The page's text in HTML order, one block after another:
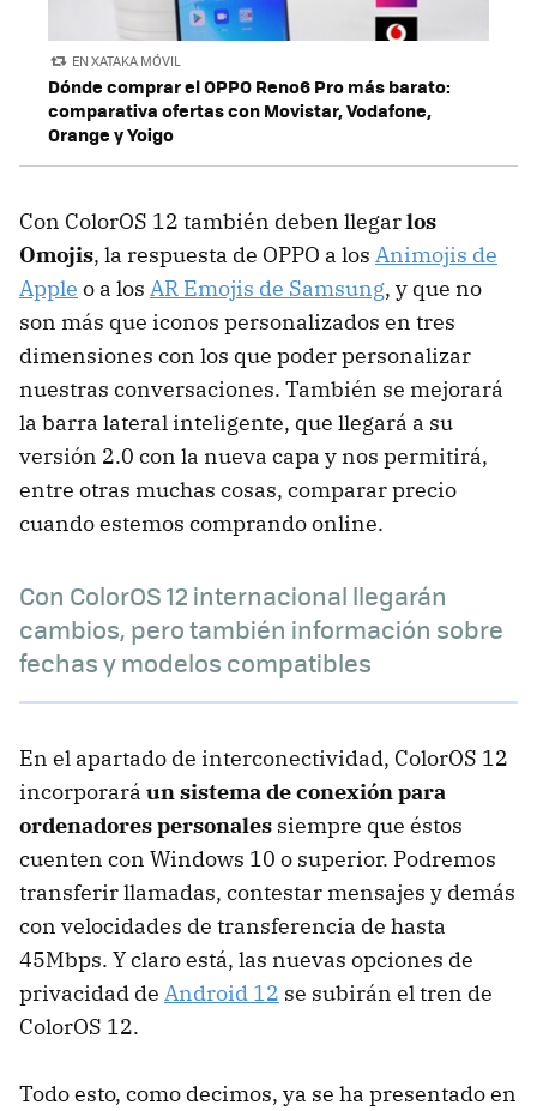
EN XATAKA MÓVIL
Dónde comprar el OPPO Reno6 Pro más barato:
comparativa ofertas con Movistar, Vodafone,
Orange y Yoigo
Con ColorOS 12 también deben llegarlos
Omojis, la respuesta de OPPO a los Animojis de
Apple o a los AR Emojis de Samsung, y que no
son más que iconos personalizados en tres
dimensiones con los que poder personalizar
nuestras conversaciones. También se mejorará
la barra lateral inteligente, que llegará a su
versión 2.0 con la nueva capa y nos permitirá,
entre otras muchas cosas, comparar precio
cuando estemos comprando online.
Con ColorOS 12 internacional llegarán
cambios, pero también información sobre
fechas y modelos compatibles
En el apartado de interconectividad, ColorOS 12
incorporará un sistema de conexión para
ordenadores personales siempre que éstos
cuenten con Windows 10 o superior. Podremos
transferir llamadas, contestar mensajes y demás
con velocidades de transferencia de hasta
45Mbps. Y claro está, las nuevas opciones de
privacidad de Android 12 se subirán el tren de
ColorOS 12.
Todo esto, como decimos, ya se ha presentado en